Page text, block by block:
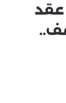
عقد